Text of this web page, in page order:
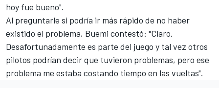
hoy fue bueno".
Al preguntarle si podría ir más rápido de no haber
existido el problema, Buemi contestó: "Claro.
Desafortunadamente es parte del juego y tal vez otros
pilotos podrían decir que tuvieron problemas, pero ese
problema me estaba costando tiempo en las vueltas".